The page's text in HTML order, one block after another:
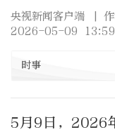
央视新闻客户端
|
2026-05-09 13:59
时事
5月9日，2026